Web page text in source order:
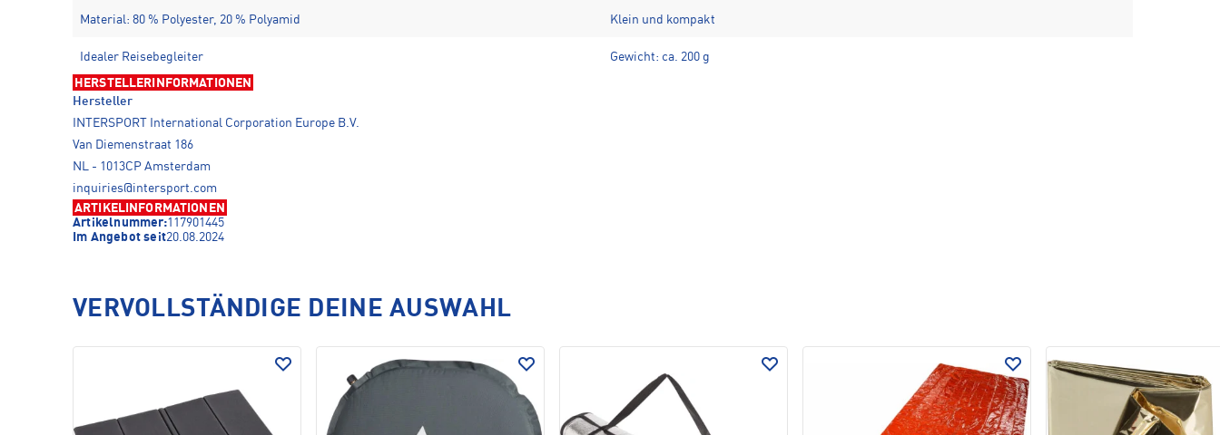
Material: 80 % Polyester, 20 % Polyamid Klein und kompakt
Idealer Reisebegleiter Gewicht: ca. 200 g
HERSTELLERINFORMATIONEN
Hersteller
INTERSPORT International Corporation Europe B.V.
Van Diemenstraat 186
NL - 1013CP Amsterdam
inquiries@intersport.com
ARTIKELINFORMATIONEN
Artikelnummer:117901445
Im Angebot seit20.08.2024
VERVOLLSTÄNDIGE DEINE AUSWAHL